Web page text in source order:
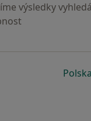
výsledky
Polska